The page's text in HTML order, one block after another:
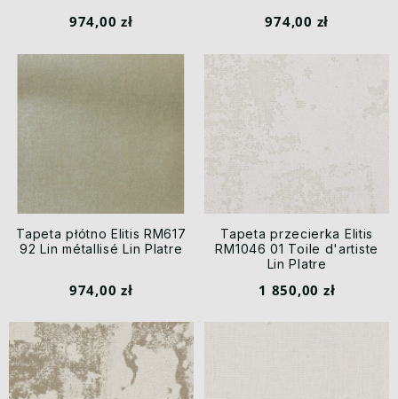
974,00 zł 974,00 zł
Tapeta płótno Elitis RM617
92 Lin métallisé Lin Platre
974,00 zł
Tapeta przecierka Elitis
RM1046 01 Toile d'artiste
Lin Platre
1 850,00 zł